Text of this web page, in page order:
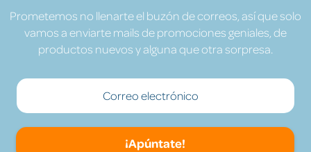
Prometemos no llenarte el buzón de correos, así que solo
vamos a enviarte mails de promociones geniales, de
productos nuevos y alguna que otra sorpresa.
¡Apúntate!